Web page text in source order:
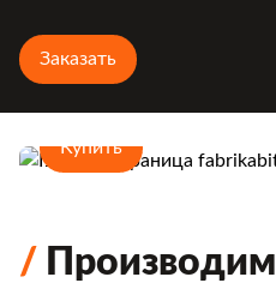
Заказать
Купить
Производим